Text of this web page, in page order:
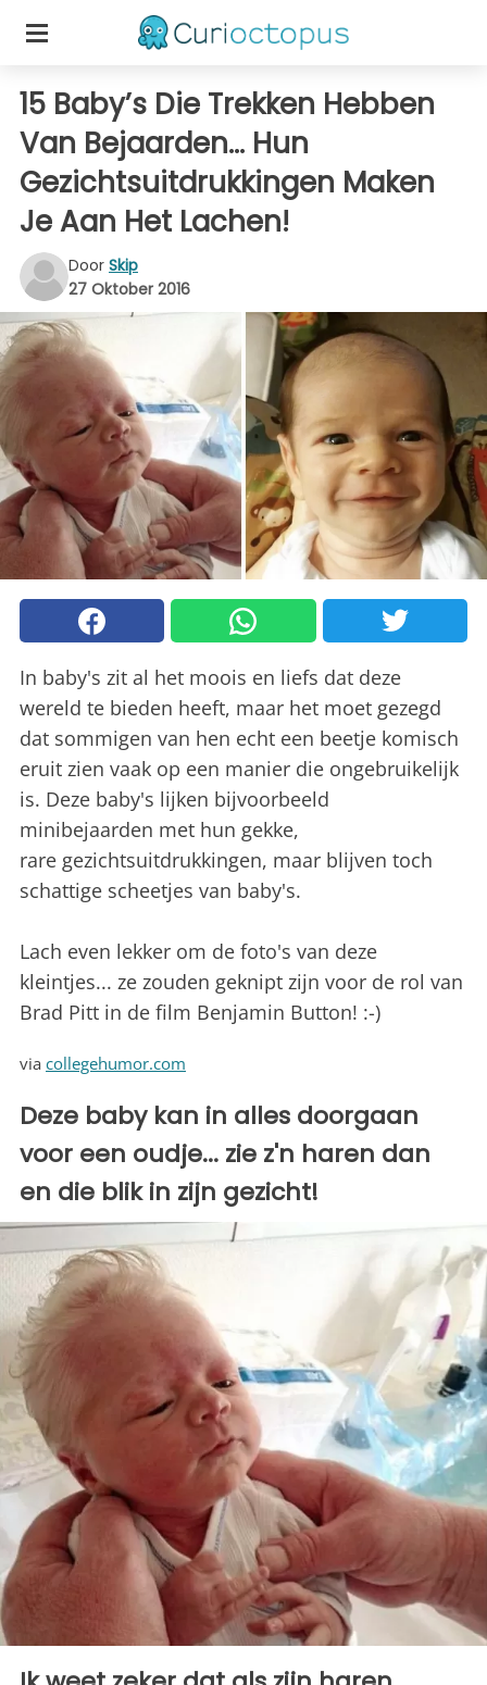
15 Baby’s Die Trekken Hebben
Van Bejaarden… Hun
Gezichtsuitdrukkingen Maken
Je Aan Het Lachen!
Door Skip
27 Oktober 2016
In baby's zit al het moois en liefs dat deze
wereld te bieden heeft, maar het moet gezegd
dat sommigen van hen echt een beetje komisch
eruit zien vaak op een manier die ongebruikelijk
is. Deze baby's lijken bijvoorbeeld
minibejaarden met hun gekke,
rare gezichtsuitdrukkingen, maar blijven toch
schattige scheetjes van baby's.
Lach even lekker om de foto's van deze
kleintjes... ze zouden geknipt zijn voor de rol van
Brad Pitt in de film Benjamin Button! :-)
via collegehumor.com
Deze baby kan in alles doorgaan
voor een oudje... zie z'n haren dan
en die blik in zijn gezicht!